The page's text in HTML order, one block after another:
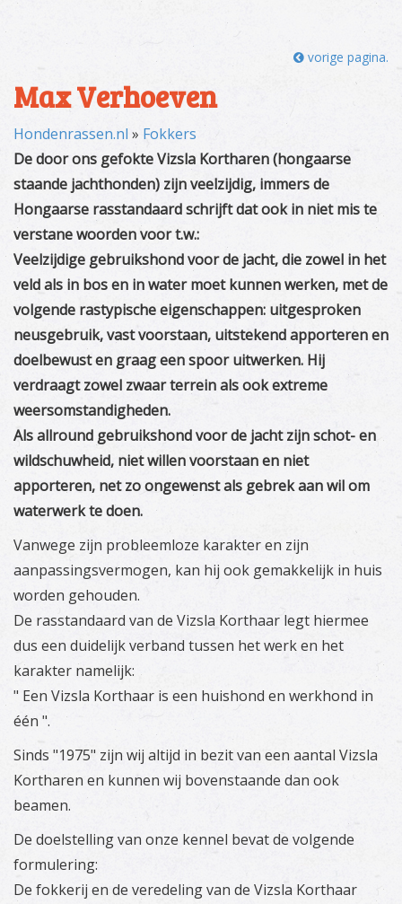
vorige pagina.
Max Verhoeven
Hondenrassen.nl » Fokkers
De door ons gefokte Vizsla Kortharen (hongaarse
staande jachthonden) zijn veelzijdig, immers de
Hongaarse rasstandaard schrijft dat ook in niet mis te
verstane woorden voor t.w.:
Veelzijdige gebruikshond voor de jacht, die zowel in het
veld als in bos en in water moet kunnen werken, met de
volgende rastypische eigenschappen: uitgesproken
neusgebruik, vast voorstaan, uitstekend apporteren en
doelbewust en graag een spoor uitwerken. Hij
verdraagt zowel zwaar terrein als ook extreme
weersomstandigheden.
Als allround gebruikshond voor de jacht zijn schot- en
wildschuwheid, niet willen voorstaan en niet
apporteren, net zo ongewenst als gebrek aan wil om
waterwerk te doen.
Vanwege zijn probleemloze karakter en zijn
aanpassingsvermogen, kan hij ook gemakkelijk in huis
worden gehouden.
De rasstandaard van de Vizsla Korthaar legt hiermee
dus een duidelijk verband tussen het werk en het
karakter namelijk:
" Een Vizsla Korthaar is een huishond en werkhond in
één ".
Sinds "1975" zijn wij altijd in bezit van een aantal Vizsla
Kortharen en kunnen wij bovenstaande dan ook
beamen.
De doelstelling van onze kennel bevat de volgende
formulering:
De fokkerij en de veredeling van de Vizsla Korthaar